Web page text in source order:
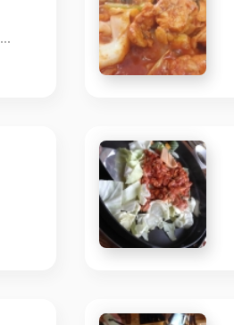
런닝맨 나왔다는거 하나로 배짱 장사 하는 곳. 서비스라고는 전무. 주문도 늦게 받고 게다가 헷갈리고, 상차림은 몇번 재촉해야 나오고. 테이블 정리도 안돼서 손님들이 상 치우고 있음.ㅋ어이없는건 밥 볶는다니까 종업원이 할줄 모르는지 당황함.ㅎ그냥 갈게요 하고 나왔다.ㅋ 그냥 낚여서 주차 했더라도 딴데 가서 식사하세요!